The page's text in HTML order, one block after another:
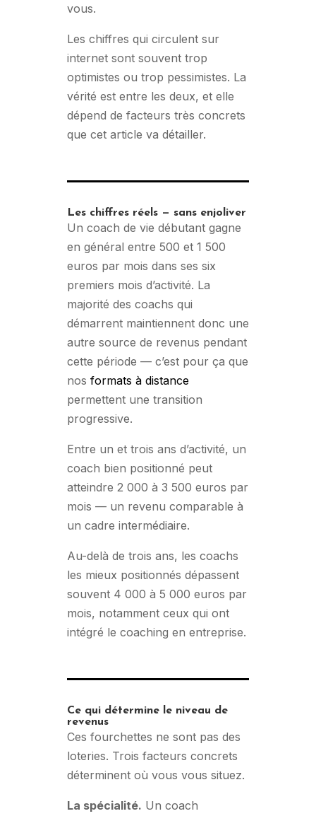
vous.
Les chiffres qui circulent sur
internet sont souvent trop
optimistes ou trop pessimistes. La
vérité est entre les deux, et elle
dépend de facteurs très concrets
que cet article va détailler.
Les chiffres réels — sans enjoliver
Un coach de vie débutant gagne
en général entre 500 et 1 500
euros par mois dans ses six
premiers mois d’activité. La
majorité des coachs qui
démarrent maintiennent donc une
autre source de revenus pendant
cette période — c’est pour ça que
nos formats à distance
permettent une transition
progressive.
Entre un et trois ans d’activité, un
coach bien positionné peut
atteindre 2 000 à 3 500 euros par
mois — un revenu comparable à
un cadre intermédiaire.
Au-delà de trois ans, les coachs
les mieux positionnés dépassent
souvent 4 000 à 5 000 euros par
mois, notamment ceux qui ont
intégré le coaching en entreprise.
Ce qui détermine le niveau de
revenus
Ces fourchettes ne sont pas des
loteries. Trois facteurs concrets
déterminent où vous vous situez.
La spécialité. Un coach